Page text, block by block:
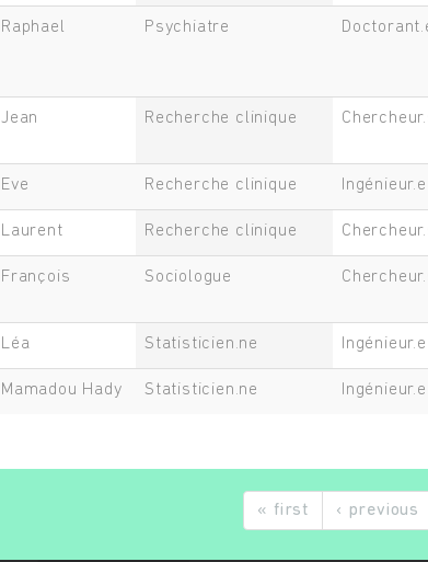
Raphael Psychiatre
Jean Recherche clinique
Eve Recherche clinique
Laurent Recherche clinique
François Sociologue
Léa Statisticien.ne
Mamadou Hady Statisticien.ne
« first ‹ previous